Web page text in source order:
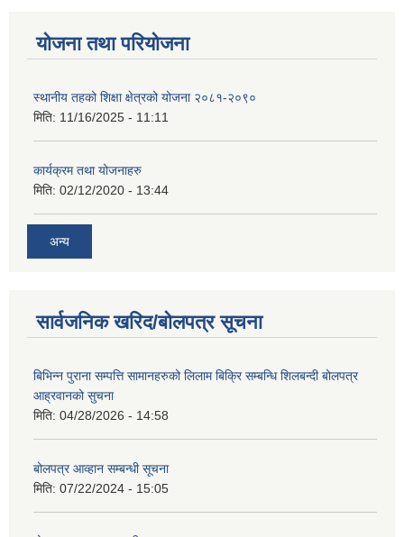
योजना तथा परियोजना
स्थानीय तहको शिक्षा क्षेत्रको योजना २०८१-२०९०
मिति: 11/16/2025 - 11:11
कार्यक्रम तथा योजनाहरु
मिति: 02/12/2020 - 13:44
अन्य
सार्वजनिक खरिद/बोलपत्र सूचना
बिभिन्न पुराना सम्पत्ति सामानहरुको लिलाम बिक्रि सम्बन्धि शिलबन्दी बोलपत्र
आह्रवानको सुचना
मिति: 04/28/2026 - 14:58
बोलपत्र आव्हान सम्बन्धी सूचना
मिति: 07/22/2024 - 15:05